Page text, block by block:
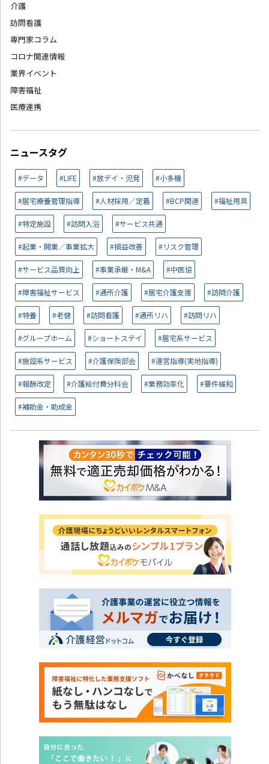
介護
訪問看護
専門家コラム
コロナ関連情報
業界イベント
障害福祉
医療連携
ニュースタグ
#データ #LIFE #放デイ・児発 #小多機
#居宅療養管理指導 #人材採用／定着 #BCP関連 #福祉用具
#特定施設 #訪問入浴 #サービス共通
#起業・開業／事業拡大 #損益改善 #リスク管理
#サービス品質向上 #事業承継・M&A #中医協
#障害福祉サービス #通所介護 #居宅介護支援 #訪問介護
#特養 #老健 #訪問看護 #通所リハ #訪問リハ
#グループホーム #ショートステイ #居宅系サービス
#施設系サービス #介護保険部会 #運営指導(実地指導)
#報酬改定 #介護給付費分科会 #業務効率化 #要件緩和
#補助金・助成金